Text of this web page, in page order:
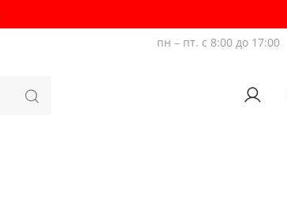
пн – пт. с 8:00 до 17:00